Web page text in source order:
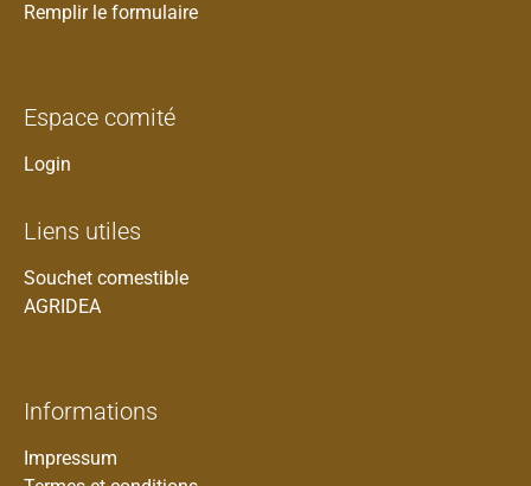
Remplir le formulaire
Espace comité
Login
Liens utiles
Souchet comestible
AGRIDEA
Informations
Impressum